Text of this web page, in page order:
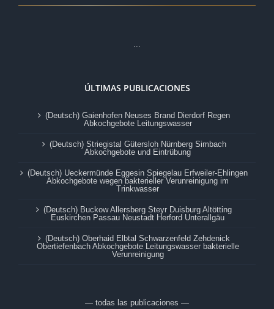
...
ÚLTIMAS PUBLICACIONES
(Deutsch) Gaienhofen Neuses Brand Dierdorf Regen
Abkochgebote Leitungswasser
(Deutsch) Striegistal Gütersloh Nürnberg Simbach
Abkochgebote und Eintrübung
(Deutsch) Ueckermünde Eggesin Spiegelau Erfweiler-Ehlingen
Abkochgebote wegen bakterieller Verunreinigung im
Trinkwasser
(Deutsch) Buckow Allersberg Steyr Duisburg Altötting
Euskirchen Passau Neustadt Herford Unterallgäu
(Deutsch) Oberhaid Elbtal Schwarzenfeld Zehdenick
Obertiefenbach Abkochgebote Leitungswasser bakterielle
Verunreinigung
— todas las publicaciones —